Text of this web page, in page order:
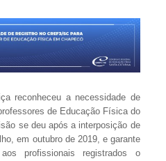
reconheceu a necessidade de
de Educação Física do
se deu após a interposição de
em outubro de 2019, e garante
profissionais registrados o